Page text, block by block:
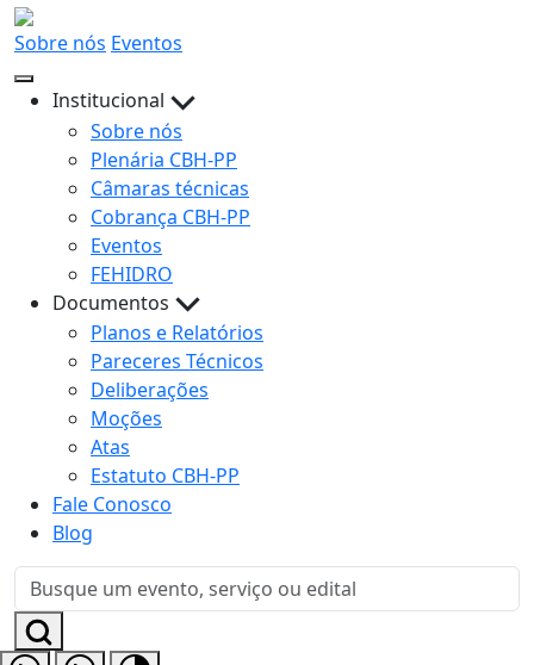
Sobre nós Eventos
Institucional
Sobre nós
Plenária CBH-PP
Câmaras técnicas
Cobrança CBH-PP
Eventos
FEHIDRO
Documentos
Planos e Relatórios
Pareceres Técnicos
Deliberações
Moções
Atas
Estatuto CBH-PP
Fale Conosco
Blog